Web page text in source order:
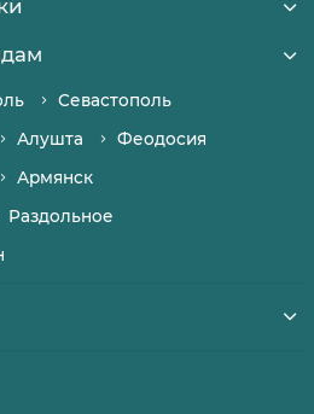
Севастополь
Алушта
Феодосия
Армянск
Раздольное